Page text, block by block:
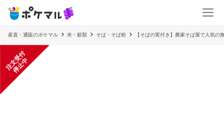
産直・通販のポケマル 米・穀類 そば・そば粉 【そばの実付き】農家そば屋で人気
注
文
受
付
停
止
中